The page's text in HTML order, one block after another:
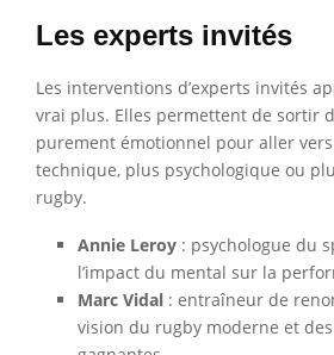
Les experts invités
Les interventions d’experts invités
vrai plus. Elles permettent de sortir
purement émotionnel pour aller
technique, plus psychologique ou
rugby.
Annie Leroy : psychologue du
l’impact du mental sur la
Marc Vidal : entraîneur de
vision du rugby moderne et